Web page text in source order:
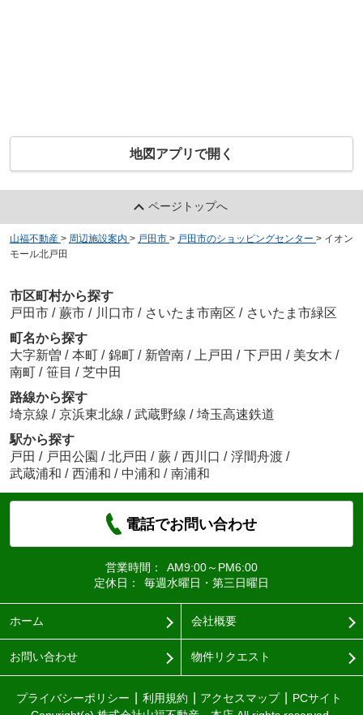
地図アプリで開く
ページトップへ
山福不動産 > 周辺施設案内 > 戸田市 > 戸田市のショッピングセンター > イオン
モール北戸田
市区町村から探す
戸田市 / 蕨市 / 川口市 / さいたま市南区 / さいたま市緑区
町名から探す
大字新曽 / 本町 / 錦町 / 新曽南 / 上戸田 / 下戸田 / 美女木 /
南町 / 笹目 / 芝中田
路線から探す
埼京線 / 京浜東北線 / 武蔵野線 / 埼玉高速鉄道
駅から探す
戸田 / 戸田公園 / 北戸田 / 蕨 / 西川口 / 浮間舟渡 /
武蔵浦和 / 西浦和 / 中浦和 / 南浦和
電話でお問い合わせ
営業時間：
AM9:00～PM6:00
定休日：
毎週水曜日・第三日曜日
ホーム 会社概要
お問い合わせ 物件リクエスト
プライバシーポリシー 利用規約 アクセスマップ
PCサイト